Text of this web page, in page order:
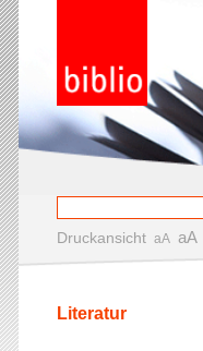
Druckansicht aA aA
Literatur